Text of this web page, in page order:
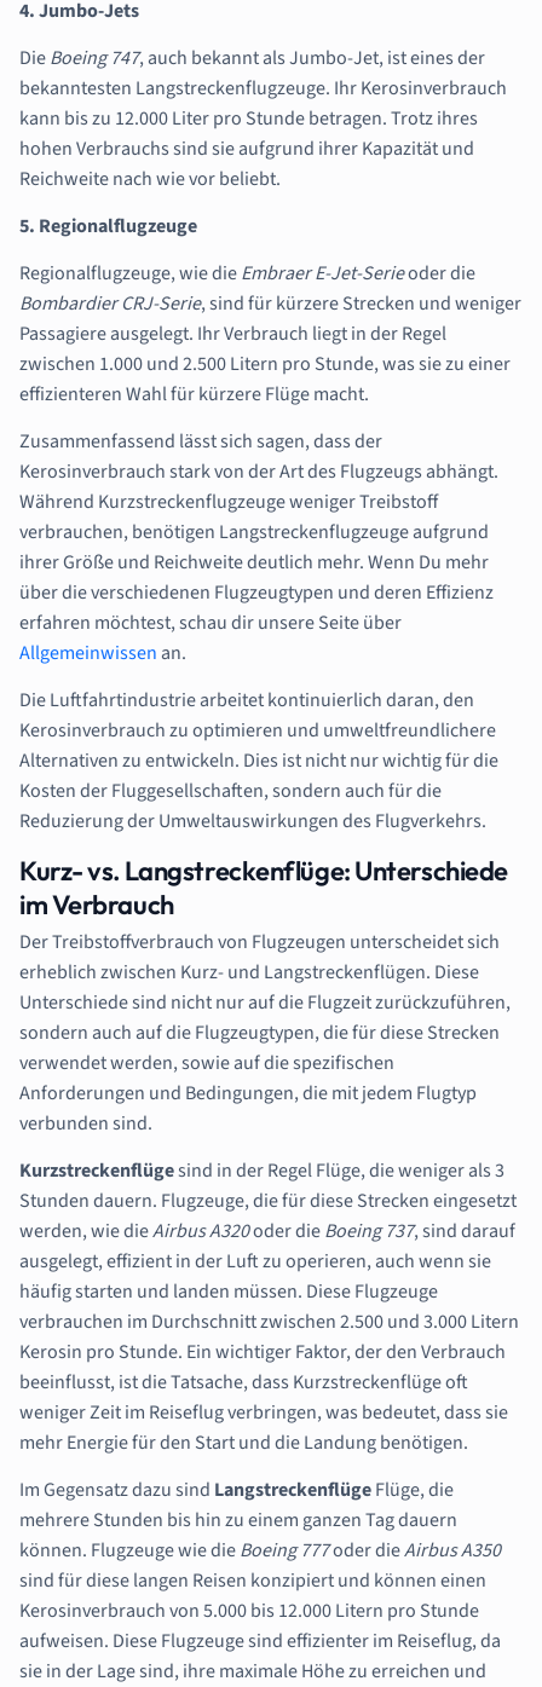
4. Jumbo-Jets
DieBoeing 747, auch bekannt als Jumbo-Jet, ist eines der
bekanntesten Langstreckenflugzeuge. Ihr Kerosinverbrauch
kann bis zu 12.000 Liter pro Stunde betragen. Trotz ihres
hohen Verbrauchs sind sie aufgrund ihrer Kapazität und
Reichweite nach wie vor beliebt.
5. Regionalflugzeuge
Regionalflugzeuge, wie dieEmbraer E-Jet-Serieoder die
Bombardier CRJ-Serie, sind für kürzere Strecken und weniger
Passagiere ausgelegt. Ihr Verbrauch liegt in der Regel
zwischen 1.000 und 2.500 Litern pro Stunde, was sie zu einer
effizienteren Wahl für kürzere Flüge macht.
Zusammenfassend lässt sich sagen, dass der
Kerosinverbrauch stark von der Art des Flugzeugs abhängt.
Während Kurzstreckenflugzeuge weniger Treibstoff
verbrauchen, benötigen Langstreckenflugzeuge aufgrund
ihrer Größe und Reichweite deutlich mehr. Wenn Du mehr
über die verschiedenen Flugzeugtypen und deren Effizienz
erfahren möchtest, schau dir unsere Seite über
Allgemeinwissen an.
Die Luftfahrtindustrie arbeitet kontinuierlich daran, den
Kerosinverbrauch zu optimieren und umweltfreundlichere
Alternativen zu entwickeln. Dies ist nicht nur wichtig für die
Kosten der Fluggesellschaften, sondern auch für die
Reduzierung der Umweltauswirkungen des Flugverkehrs.
Kurz- vs. Langstreckenflüge: Unterschiede
im Verbrauch
Der Treibstoffverbrauch von Flugzeugen unterscheidet sich
erheblich zwischen Kurz- und Langstreckenflügen. Diese
Unterschiede sind nicht nur auf die Flugzeit zurückzuführen,
sondern auch auf die Flugzeugtypen, die für diese Strecken
verwendet werden, sowie auf die spezifischen
Anforderungen und Bedingungen, die mit jedem Flugtyp
verbunden sind.
Kurzstreckenflügesind in der Regel Flüge, die weniger als 3
Stunden dauern. Flugzeuge, die für diese Strecken eingesetzt
werden, wie dieAirbus A320oder dieBoeing 737, sind darauf
ausgelegt, effizient in der Luft zu operieren, auch wenn sie
häufig starten und landen müssen. Diese Flugzeuge
verbrauchen im Durchschnitt zwischen 2.500 und 3.000 Litern
Kerosin pro Stunde. Ein wichtiger Faktor, der den Verbrauch
beeinflusst, ist die Tatsache, dass Kurzstreckenflüge oft
weniger Zeit im Reiseflug verbringen, was bedeutet, dass sie
mehr Energie für den Start und die Landung benötigen.
Im Gegensatz dazu sind LangstreckenflügeFlüge, die
mehrere Stunden bis hin zu einem ganzen Tag dauern
können. Flugzeuge wie dieBoeing 777oder dieAirbus A350
sind für diese langen Reisen konzipiert und können einen
Kerosinverbrauch von 5.000 bis 12.000 Litern pro Stunde
aufweisen. Diese Flugzeuge sind effizienter im Reiseflug, da
sie in der Lage sind, ihre maximale Höhe zu erreichen und